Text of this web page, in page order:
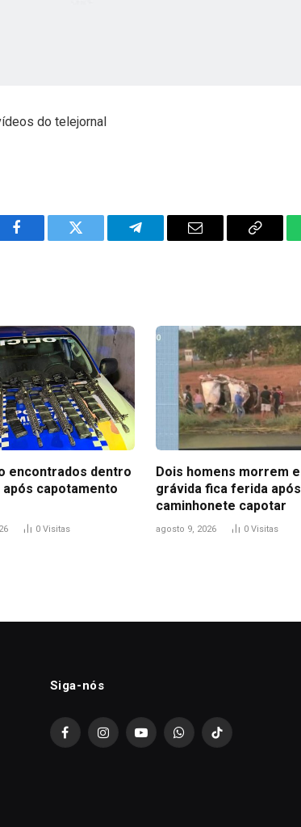
do telejornal
Facebook Twitter Telegram Email
Copy
encontrados dentro
capotamento
0 Visitas
Dois homens morrem e
grávida fica ferida após
caminhonete capotar
agosto 9, 2026 0 Visitas
Siga-nós
FacebookInstagramYouTubeWhatsAppTikTok